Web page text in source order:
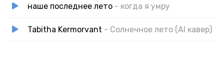
наше последнее лето - когда я умру
Tabitha Kermorvant - Солнечное лето (AI кавер)